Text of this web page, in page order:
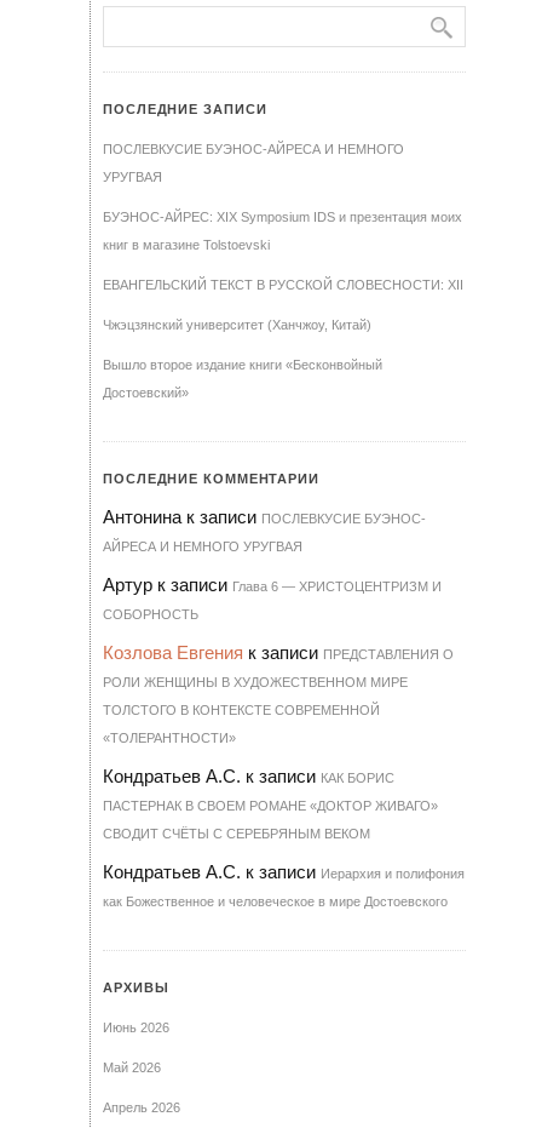
ПОСЛЕДНИЕ ЗАПИСИ
ПОСЛЕВКУСИЕ БУЭНОС-АЙРЕСА И НЕМНОГО
УРУГВАЯ
БУЭНОС-АЙРЕС: XIX Symposium IDS и презентация моих
книг в магазине Tolstoevski
ЕВАНГЕЛЬСКИЙ ТЕКСТ В РУССКОЙ СЛОВЕСНОСТИ: XII
Чжэцзянский университет (Ханчжоу, Китай)
Вышло второе издание книги «Бесконвойный
Достоевский»
ПОСЛЕДНИЕ КОММЕНТАРИИ
Антонина к записи ПОСЛЕВКУСИЕ БУЭНОС-
АЙРЕСА И НЕМНОГО УРУГВАЯ
Артур к записи Гла­ва 6 — ХРИ­С­ТО­ЦЕН­Т­РИЗМ И
СО­БОР­НОСТЬ
Козлова Евгения к записи ПРЕДСТАВЛЕНИЯ О
РОЛИ ЖЕНЩИНЫ В ХУДОЖЕСТВЕННОМ МИРЕ
ТОЛСТОГО В КОНТЕКСТЕ СОВРЕМЕННОЙ
«ТОЛЕРАНТНОСТИ»
Кондратьев А.С. к записи КАК БОРИС
ПАСТЕРНАК В СВОЕМ РОМАНЕ «ДОКТОР ЖИВАГО»
СВОДИТ СЧЁТЫ С СЕРЕБРЯНЫМ ВЕКОМ
Кондратьев А.С. к записи Иерархия и полифония
как Божественное и человеческое в мире Достоевского
АРХИВЫ
Июнь 2026
Май 2026
Апрель 2026